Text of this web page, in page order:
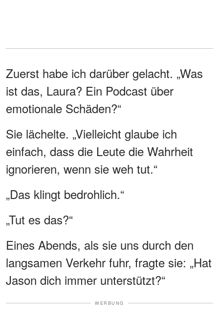
Zuerst habe ich darüber gelacht. „Was
ist das, Laura? Ein Podcast über
emotionale Schäden?“
Sie lächelte. „Vielleicht glaube ich
einfach, dass die Leute die Wahrheit
ignorieren, wenn sie weh tut.“
„Das klingt bedrohlich.“
„Tut es das?“
Eines Abends, als sie uns durch den
langsamen Verkehr fuhr, fragte sie: „Hat
Jason dich immer unterstützt?“
WERBUNG